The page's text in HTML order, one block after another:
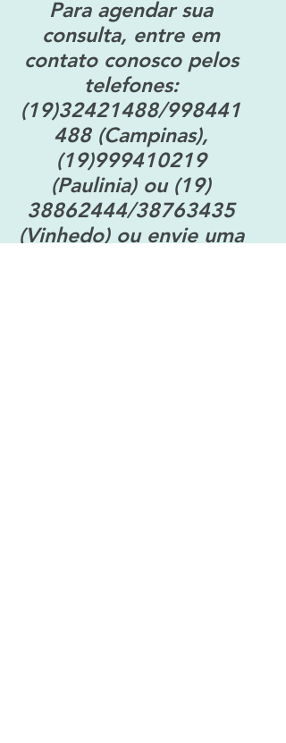
Para agendar sua
consulta, entre em
contato conosco pelos
telefones:
(19)32421488/998441
488 (Campinas),
(19)999410219
(Paulinia) ou (19)
38862444/38763435
(Vinhedo) ou envie uma